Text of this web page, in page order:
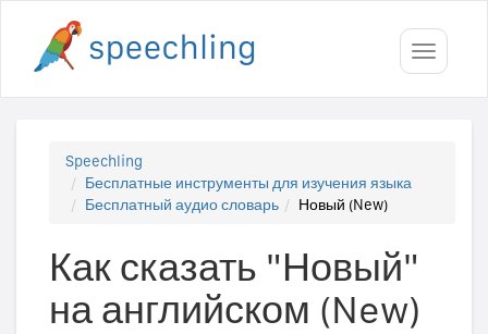
Toggle
Speechling
Бесплатные инструменты для изучения языка
Бесплатный аудио словарь
Новый (New)
Как сказать "Новый"
на английском (New)